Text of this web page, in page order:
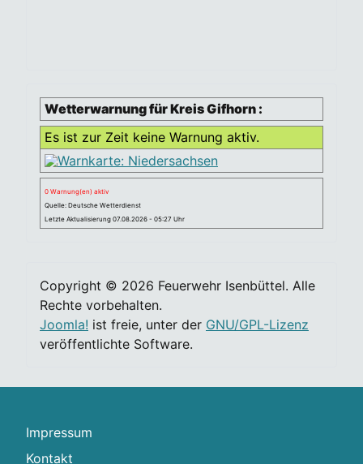
Wetterwarnung für Kreis Gifhorn :
Es ist zur Zeit keine Warnung aktiv.
0 Warnung(en) aktiv
Quelle: Deutsche Wetterdienst
Letzte Aktualisierung 07.08.2026 - 05:27 Uhr
Copyright © 2026 Feuerwehr Isenbüttel. Alle
Rechte vorbehalten.
Joomla! ist freie, unter der GNU/GPL-Lizenz
veröffentlichte Software.
Impressum
Kontakt